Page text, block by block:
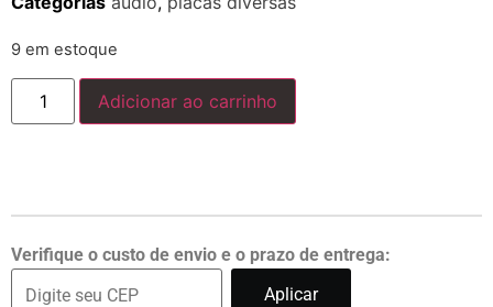
9 em estoque
Adicionar ao carrinho
Verifique o custo de envio e o prazo de entrega:
Aplicar